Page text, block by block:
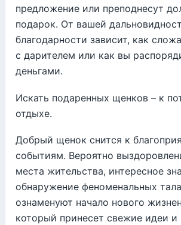
предложение или преподнесут
подарок. От вашей
благодарности зависит, как
с дарителем или как вы
деньгами.
Искать подаренных щенков – к
отдыхе.
Добрый щенок снится к
событиям. Вероятно
места жительства, интересное
обнаружение феноменальных
ознаменуют начало нового
который принесет свежие идеи и